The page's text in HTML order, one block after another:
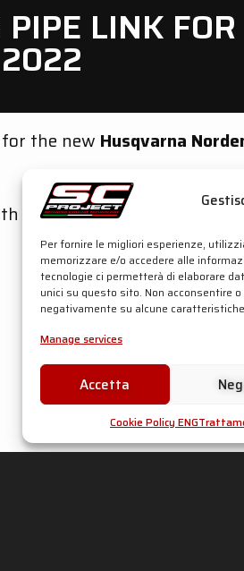
Per fornire le migliori esperienze,
memorizzare e/o accedere alle
tecnologie ci permetterà di elaborare
unici su questo sito. Non acconsentire
negativamente su alcune
Manage services
Accetta
Cookie Policy ENG
LINK
for the new Husqvarna
muffler as well)